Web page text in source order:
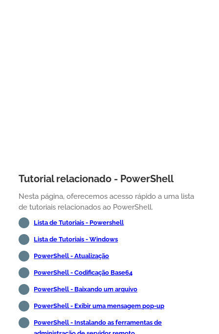
Tutorial relacionado - PowerShell
Nesta página, oferecemos acesso rápido a uma lista
de tutoriais relacionados ao PowerShell.
Lista de Tutoriais - Powershell
Lista de Tutoriais - Windows
PowerShell - Atualização
PowerShell - Codificação Base64
PowerShell - Baixando um arquivo
PowerShell - Exibir uma mensagem pop-up
PowerShell - Instalando as ferramentas de